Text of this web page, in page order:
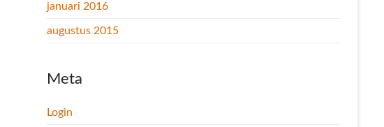
januari 2016
augustus 2015
Meta
Login